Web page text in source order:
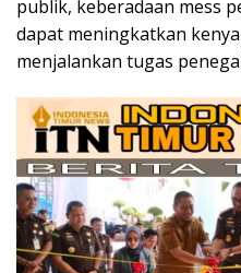
publik, keberadaan mess
dapat meningkatkan
menjalankan tugas